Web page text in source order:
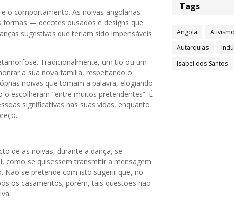
o comportamento. As noivas angolanas
formas — decotes ousados e designs que
sugestivas que teriam sido impensáveis
Tradicionalmente, um tio ou um
a sua nova família, respeitando o
noivas que tomam a palavra, elogiando
escolheram “entre muitos pretendentes”. É
significativas nas suas vidas, enquanto
de as noivas, durante a dança, se
como se quisessem transmitir a mensagem
Não se pretende com isto sugerir que, no
os casamentos; porém, tais questões não
Tags
Angola Ativismo
Autarquias
Isabel dos Santos